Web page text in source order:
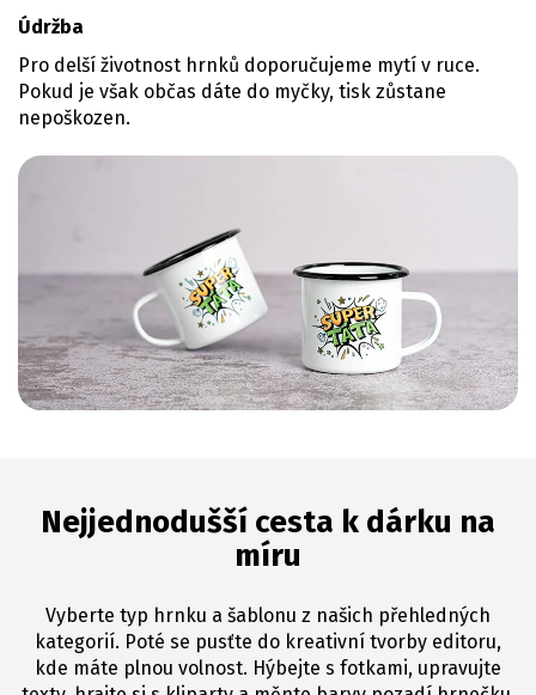
Údržba
Pro delší životnost hrnků doporučujeme mytí v ruce.
Pokud je však občas dáte do myčky, tisk zůstane
nepoškozen.
Nejjednodušší cesta k dárku na
míru
Vyberte typ hrnku a šablonu z našich přehledných
kategorií. Poté se pusťte do kreativní tvorby editoru,
kde máte plnou volnost. Hýbejte s fotkami, upravujte